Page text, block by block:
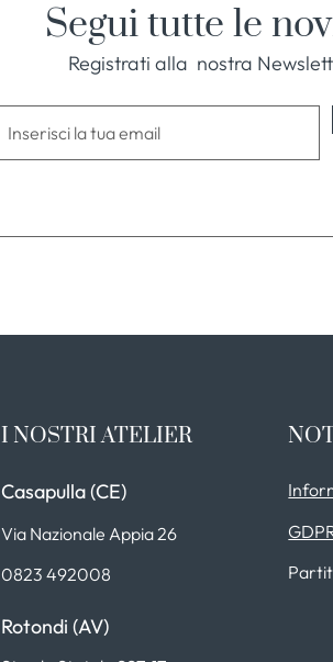
Segui tutte le
Registrati alla nostra
I NOSTRI ATELIER
Casapulla (CE)
Via Nazionale Appia 26
0823 492008
Rotondi (AV)